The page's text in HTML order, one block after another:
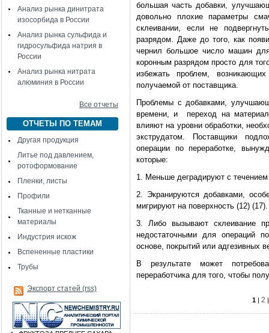
Анализ рынка динитрата
изосорбида в России
Анализ рынка сульфида и
гидросульфида натрия в
России
Анализ рынка нитрата
алюминия в России
Все отчеты
ОТЧЕТЫ ПО ТЕМАМ
Другая продукция
Литье под давлением,
ротоформование
Пленки, листы
Профили
Тканные и нетканные
материалы
Индустрия искож
Вспененные пластики
Трубы
Экспорт статей (rss)
большая часть добавки,
довольно плохие параметры
склеивании, если не
разрядом. Даже до того, как
чернил большое число машин для
коронным разрядом просто для
избежать проблем,
получаемой от поставщика.
Проблемы с добавками,
времени, и переход на
влияют на уровни обработки,
экструдатом. Поставщики
операции по переработке,
которые:
1. Меньше деградируют с
2. Экранируются добавками,
мигрируют на поверхность (12) (17).
3. Либо вызывают склеивание
недостаточными для операций
основе, покрытий или адгезивных
В результате может
переработчика для того, чтобы
1 | 2